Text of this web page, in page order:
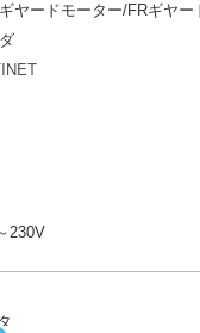
ヤードモーター/FRギヤー
230V